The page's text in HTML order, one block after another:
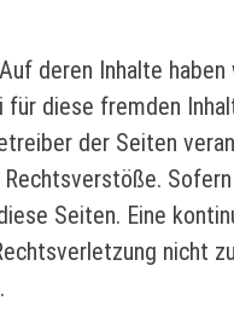
deren Inhalte haben
diese fremden
der Seiten
Seiten. Eine
nicht